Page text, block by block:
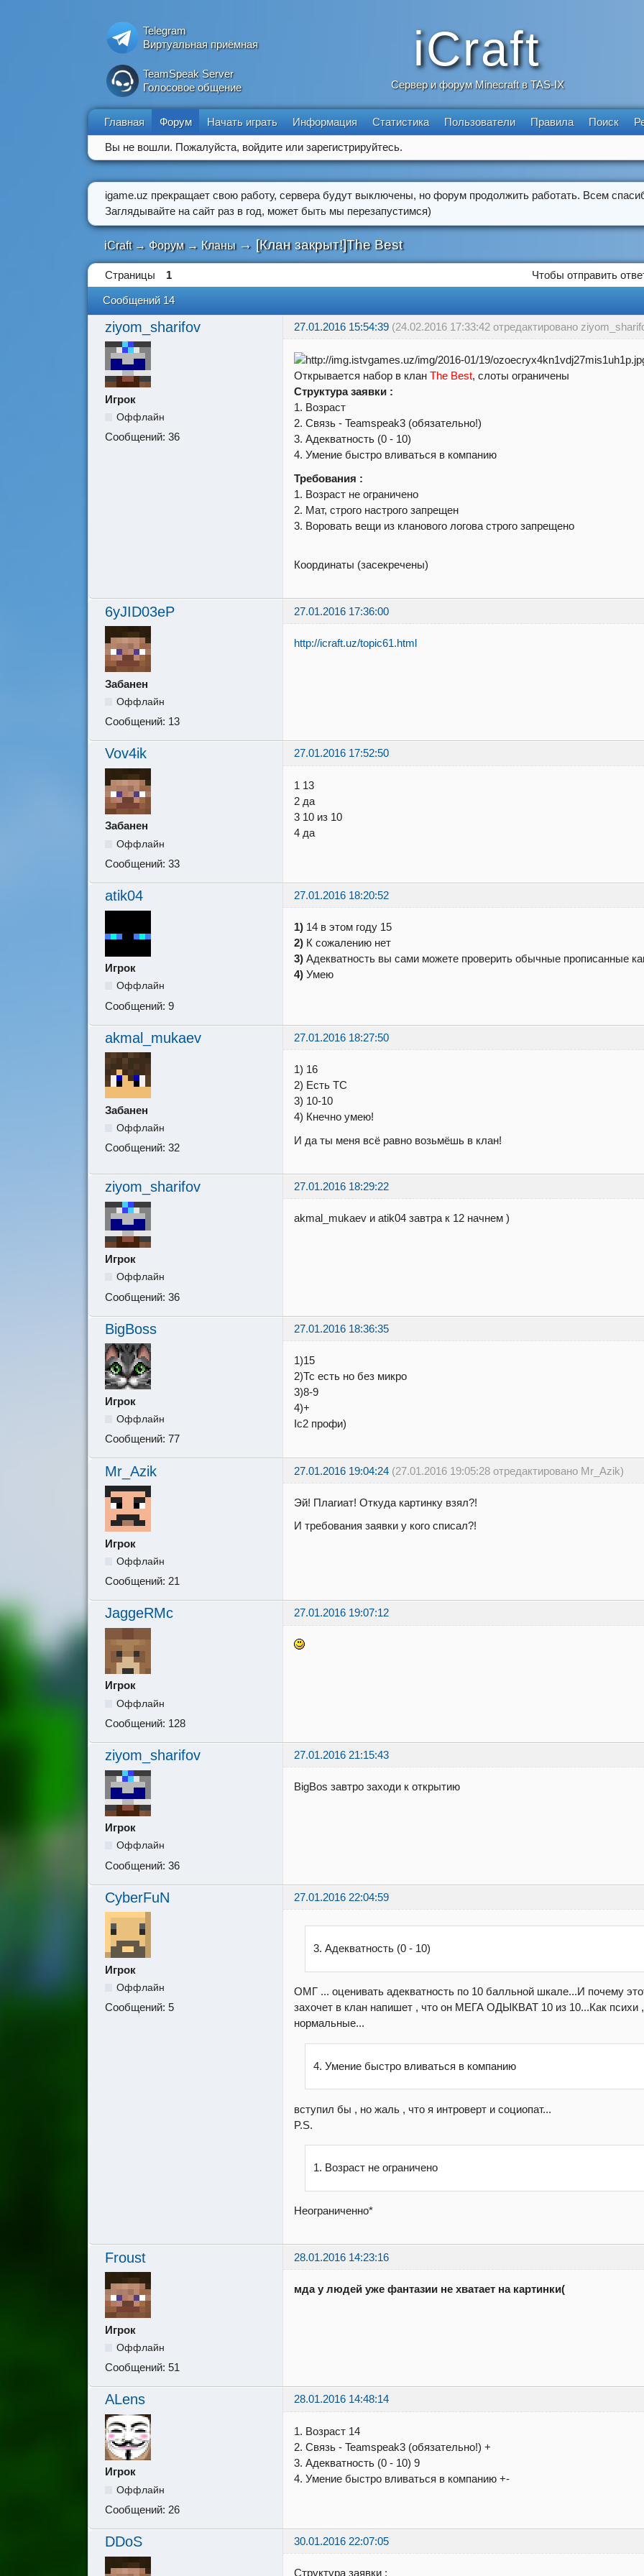
Telegram
Виртуальная приёмная
TeamSpeak Server
Голосовое общение
iCraft
Сервер и форум Minecraft в TAS-IX
Главная Форум Начать играть Информация Статистика Пользователи Правила Поиск
Вы не вошли. Пожалуйста, войдите или зарегистрируйтесь.
igame.uz прекращает свою работу, сервера будут выключены, но форум продолжить работать. Всем
Заглядывайте на сайт раз в год, может быть мы перезапустимся)
iCraft → Форум → Кланы → [Клан закрыт!]The Best
Страницы 1 Чтобы отправить
Сообщений 14
ziyom_sharifov 27.01.2016 15:54:39 (24.02.2016 17:33:42 отредактировано
Игрок
Оффлайн
Сообщений: 36
Открывается набор в клан The Best, слоты ограничены
Структура заявки :
1. Возраст
2. Связь - Teamspeak3 (обязательно!)
3. Адекватность (0 - 10)
4. Умение быстро вливаться в компанию
Требования :
1. Возраст не ограничено
2. Мат, строго настрого запрещен
3. Воровать вещи из кланового логова строго запрещено
Координаты (засекречены)
6yJID03eP 27.01.2016 17:36:00
Забанен
Оффлайн
Сообщений: 13
http://icraft.uz/topic61.html
Vov4ik 27.01.2016 17:52:50
Забанен
Оффлайн
Сообщений: 33
1 13
2 да
3 10 из 10
4 да
atik04 27.01.2016 18:20:52
Игрок
Оффлайн
Сообщений: 9
1) 14 в этом году 15
2) К сожалению нет
3) Адекватность вы сами можете проверить обычные прописанные
4) Умею
akmal_mukaev 27.01.2016 18:27:50
Забанен
Оффлайн
Сообщений: 32
1) 16
2) Есть ТС
3) 10-10
4) Кнечно умею!
И да ты меня всё равно возьмёшь в клан!
ziyom_sharifov 27.01.2016 18:29:22
Игрок
Оффлайн
Сообщений: 36
akmal_mukaev и atik04 завтра к 12 начнем )
BigBoss 27.01.2016 18:36:35
Игрок
Оффлайн
Сообщений: 77
1)15
2)Тс есть но без микро
3)8-9
4)+
Ic2 профи)
Mr_Azik 27.01.2016 19:04:24 (27.01.2016 19:05:28 отредактировано Mr_Azik)
Игрок
Оффлайн
Сообщений: 21
Эй! Плагиат! Откуда картинку взял?!
И требования заявки у кого списал?!
JaggeRMc 27.01.2016 19:07:12
Игрок
Оффлайн
Сообщений: 128
ziyom_sharifov 27.01.2016 21:15:43
Игрок
Оффлайн
Сообщений: 36
BigBos завтро заходи к открытию
CyberFuN 27.01.2016 22:04:59
Игрок
Оффлайн
Сообщений: 5
3. Адекватность (0 - 10)
ОМГ ... оценивать адекватность по 10 балльной шкале...И почему
захочет в клан напишет , что он МЕГА ОДЫКВАТ 10 из 10...Как психи
нормальные...
4. Умение быстро вливаться в компанию
вступил бы , но жаль , что я интроверт и социопат...
P.S.
1. Возраст не ограничено
Неограниченно*
Froust 28.01.2016 14:23:16
Игрок
Оффлайн
Сообщений: 51
мда у людей уже фантазии не хватает на картинки(
ALens 28.01.2016 14:48:14
Игрок
Оффлайн
Сообщений: 26
1. Возраст 14
2. Связь - Teamspeak3 (обязательно!) +
3. Адекватность (0 - 10) 9
4. Умение быстро вливаться в компанию +-
DDoS 30.01.2016 22:07:05
Структура заявки :